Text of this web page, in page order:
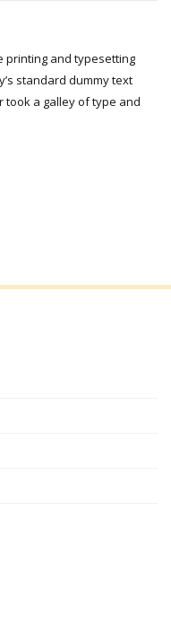
printing and typesetting
standard dummy text
a galley of type and